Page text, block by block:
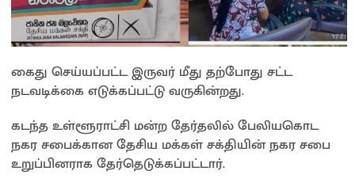
கைது செய்யப்பட்ட இருவர் மீது தற்போது சட்ட
நடவடிக்கை எடுக்கப்பட்டு வருகின்றது.
கடந்த உள்ளூராட்சி மன்ற தேர்தலில் பேலியகொட
நகர சபைக்கான தேசிய மக்கள் சக்தியின் நகர சபை
உறுப்பினராக தேர்தெடுக்கப்பட்டார்.